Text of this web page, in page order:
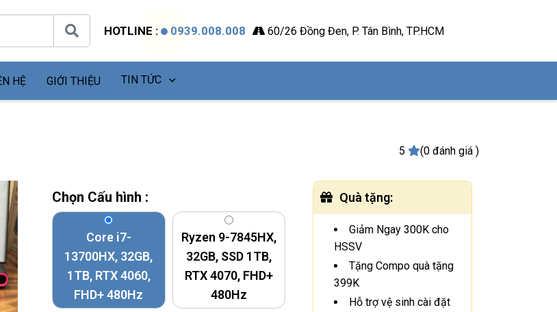
HOTLINE : 0939.008.008 60/26 Đồng Đen, P. Tân Bình, TP.HCM
HỆ GIỚI THIỆU TIN TỨC
5 (0 đánh giá )
Chọn Cấu hình :
Core i7-
13700HX, 32GB,
1TB, RTX 4060,
FHD+ 480Hz
Ryzen 9-7845HX,
32GB, SSD 1TB,
RTX 4070, FHD+
480Hz
Quà tặng:
Giảm Ngay 300K cho
HSSV
Tặng Compo quà tặng
399K
Hỗ trợ vệ sinh cài đặt